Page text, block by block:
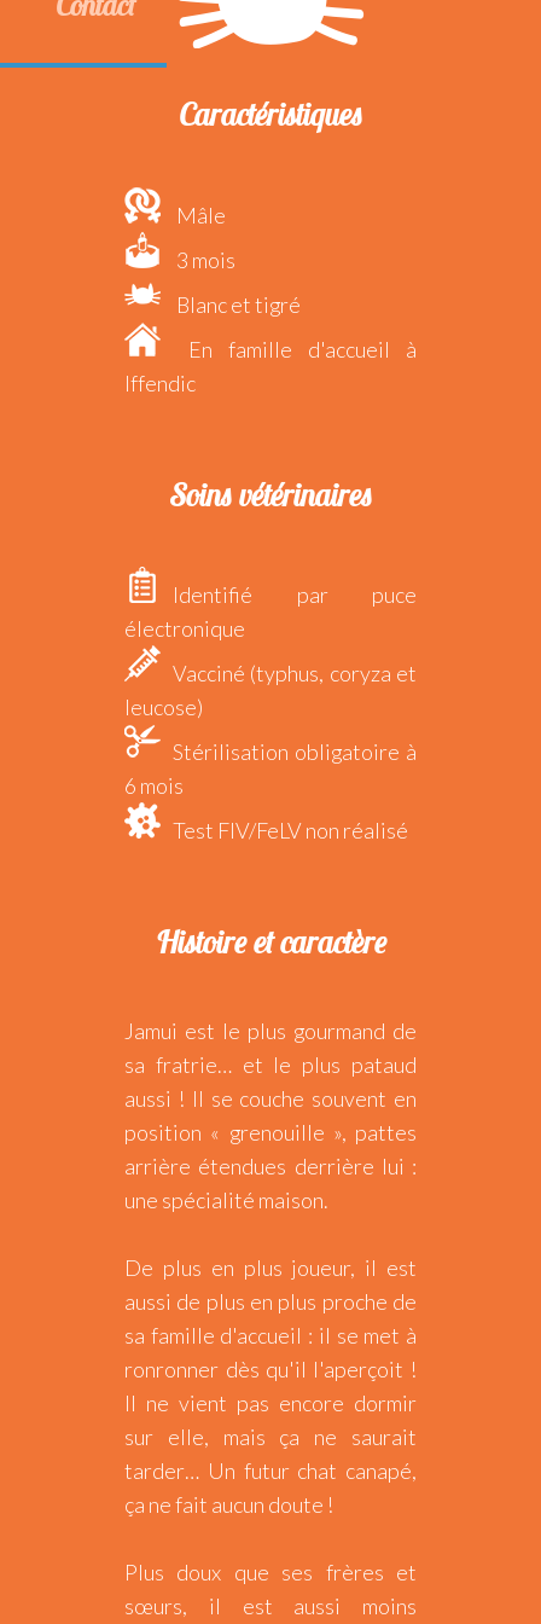
Caractéristiques
Mâle
3 mois
Blanc et tigré
En famille d'accueil à
Iffendic
Soins vétérinaires
Identifié par puce
électronique
Vacciné (typhus, coryza et
leucose)
Stérilisation obligatoire à
6 mois
Test FIV/FeLV non réalisé
Histoire et caractère
Jamui est le plus gourmand de
sa fratrie… et le plus pataud
aussi ! Il se couche souvent en
position « grenouille », pattes
arrière étendues derrière lui :
une spécialité maison.
De plus en plus joueur, il est
aussi de plus en plus proche de
sa famille d'accueil : il se met à
ronronner dès qu'il l'aperçoit !
Il ne vient pas encore dormir
sur elle, mais ça ne saurait
tarder… Un futur chat canapé,
ça ne fait aucun doute !
Plus doux que ses frères et
sœurs, il est aussi moins